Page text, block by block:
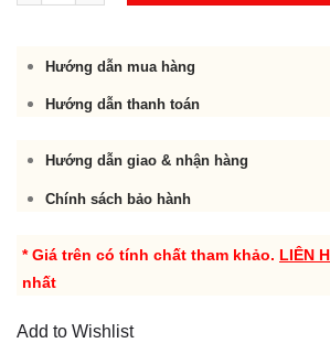
Hướng dẫn mua hàng
Hướng dẫn thanh toán
Hướng dẫn giao & nhận hàng
Chính sách bảo hành
* Giá trên có tính chất tham khảo. LIÊN
nhất
Add to Wishlist